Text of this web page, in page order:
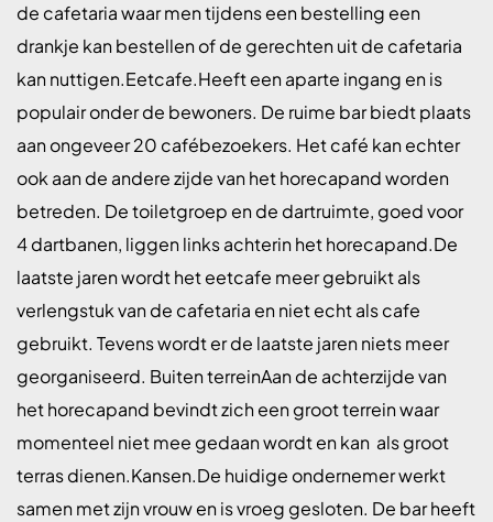
de cafetaria waar men tijdens een bestelling een
drankje kan bestellen of de gerechten uit de cafetaria
kan nuttigen.Eetcafe.Heeft een aparte ingang en is
populair onder de bewoners. De ruime bar biedt plaats
aan ongeveer 20 cafébezoekers. Het café kan echter
ook aan de andere zijde van het horecapand worden
betreden. De toiletgroep en de dartruimte, goed voor
4 dartbanen, liggen links achterin het horecapand.De
laatste jaren wordt het eetcafe meer gebruikt als
verlengstuk van de cafetaria en niet echt als cafe
gebruikt. Tevens wordt er de laatste jaren niets meer
georganiseerd. Buiten terreinAan de achterzijde van
het horecapand bevindt zich een groot terrein waar
momenteel niet mee gedaan wordt en kan als groot
terras dienen.Kansen.De huidige ondernemer werkt
samen met zijn vrouw en is vroeg gesloten. De bar heeft